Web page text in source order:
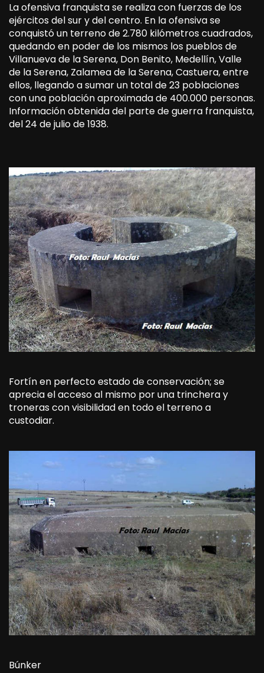
La ofensiva franquista se realiza con fuerzas de los
ejércitos del sur y del centro. En la ofensiva se
conquistó un terreno de 2.780 kilómetros cuadrados,
quedando en poder de los mismos los pueblos de
Villanueva de la Serena, Don Benito, Medellín, Valle
de la Serena, Zalamea de la Serena, Castuera, entre
ellos, llegando a sumar un total de 23 poblaciones
con una población aproximada de 400.000 personas.
Información obtenida del parte de guerra franquista,
del 24 de julio de 1938.
Fortín en perfecto estado de conservación; se
aprecia el acceso al mismo por una trinchera y
troneras con visibilidad en todo el terreno a
custodiar.
Búnker